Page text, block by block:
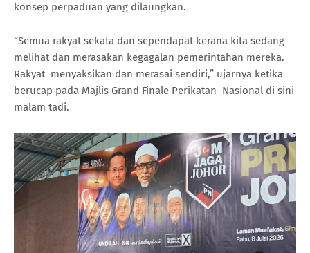
konsep perpaduan yang dilaungkan.
“Semua rakyat sekata dan sependapat kerana kita sedang
melihat dan merasakan kegagalan pemerintahan mereka.
Rakyat menyaksikan dan merasai sendiri,” ujarnya ketika
berucap pada Majlis Grand Finale Perikatan Nasional di sini
malam tadi.